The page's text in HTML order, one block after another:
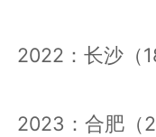
2022：长沙（
2023：合肥（